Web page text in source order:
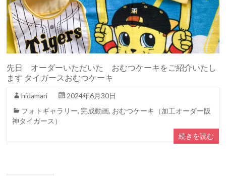
先日 オーダーいただいた おむつケーキをご紹介いたし
ます タイガースおむつケーキ
hidamari
2024年6月30日
フォトギャラリー, 完成動画, おむつケーキ（加工オーダー阪
神タイガース）
続きを読む